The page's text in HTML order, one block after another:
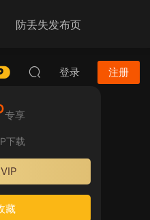
防丢失发布页
登录 注册
专享
下载
藏